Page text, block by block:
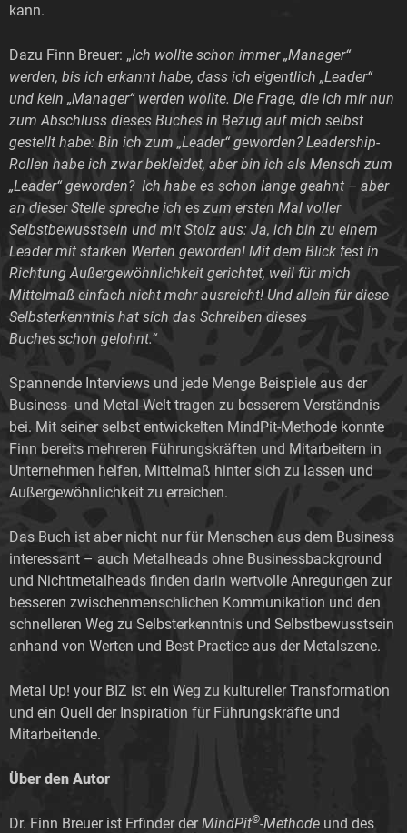
kann.
Dazu Finn Breuer: „Ich wollte schon immer „Manager“
werden, bis ich erkannt habe, dass ich eigentlich „Leader“
und kein „Manager“ werden wollte. Die Frage, die ich mir nun
zum Abschluss dieses Buches in Bezug auf mich selbst
gestellt habe: Bin ich zum „Leader“ geworden? Leadership-
Rollen habe ich zwar bekleidet, aber bin ich als Mensch zum
„Leader“ geworden? Ich habe es schon lange geahnt – aber
an dieser Stelle spreche ich es zum ersten Mal voller
Selbstbewusstsein und mit Stolz aus: Ja, ich bin zu einem
Leader mit starken Werten geworden! Mit dem Blick fest in
Richtung Außergewöhnlichkeit gerichtet, weil für mich
Mittelmaß einfach nicht mehr ausreicht! Und allein für diese
Selbsterkenntnis hat sich das Schreiben dieses
Buches schon gelohnt.“
Spannende Interviews und jede Menge Beispiele aus der
Business- und Metal-Welt tragen zu besserem Verständnis
bei. Mit seiner selbst entwickelten MindPit-Methode konnte
Finn bereits mehreren Führungskräften und Mitarbeitern in
Unternehmen helfen, Mittelmaß hinter sich zu lassen und
Außergewöhnlichkeit zu erreichen.
Das Buch ist aber nicht nur für Menschen aus dem Business
interessant – auch Metalheads ohne Businessbackground
und Nichtmetalheads finden darin wertvolle Anregungen zur
besseren zwischenmenschlichen Kommunikation und den
schnelleren Weg zu Selbsterkenntnis und Selbstbewusstsein
anhand von Werten und Best Practice aus der Metalszene.
Metal Up! your BIZ ist ein Weg zu kultureller Transformation
und ein Quell der Inspiration für Führungskräfte und
Mitarbeitende.
Über den Autor
Dr. Finn Breuer ist Erfinder derMindPit©-Methode und des